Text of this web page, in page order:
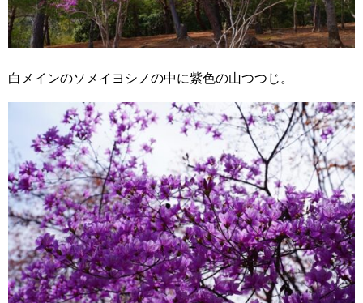
白メインのソメイヨシノの中に紫色の山つつじ。